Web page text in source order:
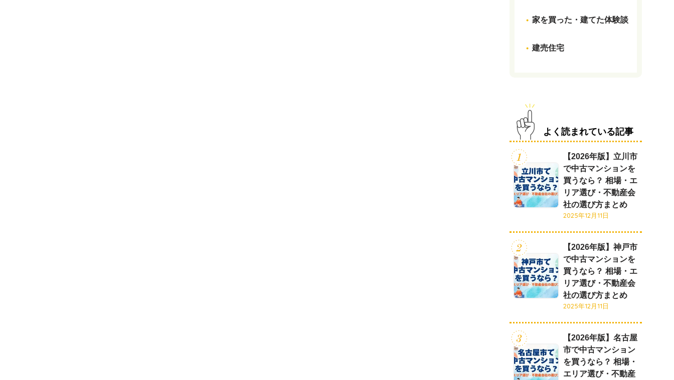
家を買った・建てた体験談
建売住宅
よく読まれている記事
【2026年版】立川市
で中古マンションを
買うなら？ 相場・エ
リア選び・不動産会
社の選び方まとめ
2025年12月11日
【2026年版】神戸市
で中古マンションを
買うなら？ 相場・エ
リア選び・不動産会
社の選び方まとめ
2025年12月11日
【2026年版】名古屋
市で中古マンション
を買うなら？ 相場・
エリア選び・不動産